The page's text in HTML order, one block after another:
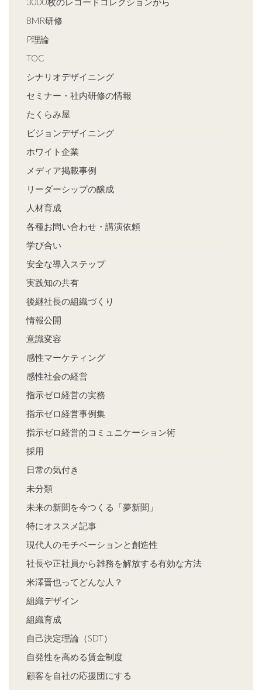
BMR研修
P理論
TOC
シナリオデザイニング
セミナー・社内研修の情報
たくらみ屋
ビジョンデザイニング
ホワイト企業
メディア掲載事例
リーダーシップの醸成
人材育成
各種お問い合わせ・講演依頼
学び合い
安全な導入ステップ
実践知の共有
後継社長の組織づくり
情報公開
意識変容
感性マーケティング
感性社会の経営
指示ゼロ経営の実務
指示ゼロ経営事例集
指示ゼロ経営的コミュニケーション術
採用
日常の気付き
未分類
未来の新聞を今つくる「夢新聞」
特にオススメ記事
現代人のモチベーションと創造性
社長や正社員から雑務を解放する有効な方法
米澤晋也ってどんな人？
組織デザイン
組織育成
自己決定理論（SDT）
自発性を高める賃金制度
顧客を自社の応援団にする